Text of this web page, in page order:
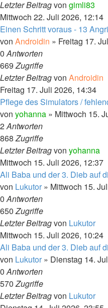
Letzter Beitragvon gimli83
Mittwoch 22. Juli 2026, 12:14
Einen Schritt voraus - 13
von Androidin » Freitag 17.
0Antworten
669Zugriffe
Letzter Beitragvon Androidin
Freitag 17. Juli 2026, 14:34
Pflege des Simulators /
von yohanna » Mittwoch 15.
2Antworten
868Zugriffe
Letzter Beitragvon yohanna
Mittwoch 15. Juli 2026, 12:37
Ali Baba und der 3. Dieb auf
von Lukutor » Mittwoch 15.
0Antworten
650Zugriffe
Letzter Beitragvon Lukutor
Mittwoch 15. Juli 2026, 10:24
Ali Baba und der 3. Dieb auf
von Lukutor » Dienstag 14.
0Antworten
570Zugriffe
Letzter Beitragvon Lukutor